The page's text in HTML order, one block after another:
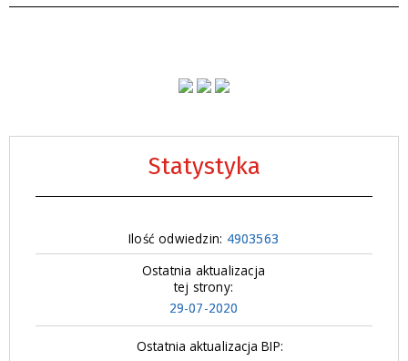
Statystyka
Ilość odwiedzin: 4903563
Ostatnia aktualizacja
tej strony:
29-07-2020
Ostatnia aktualizacja BIP: